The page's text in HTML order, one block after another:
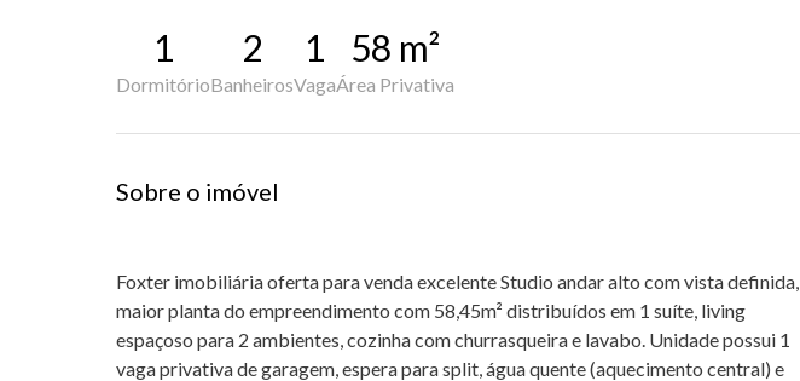
1
Dormitório
2
Banheiros
1
Vaga
58 m²
Área Privativa
Sobre o imóvel
Foxter imobiliária oferta para venda excelente Studio andar alto com vista definida,
maior planta do empreendimento com 58,45m² distribuídos em 1 suíte, living
espaçoso para 2 ambientes, cozinha com churrasqueira e lavabo. Unidade possui 1
vaga privativa de garagem, espera para split, água quente (aquecimento central) e